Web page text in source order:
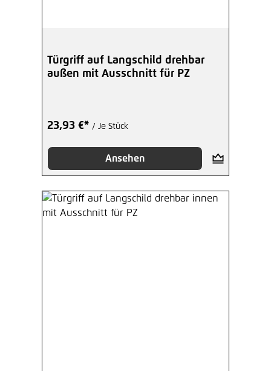
Türgriff auf Langschild drehbar
außen mit Ausschnitt für PZ
23,93 €* / Je Stück
Ansehen